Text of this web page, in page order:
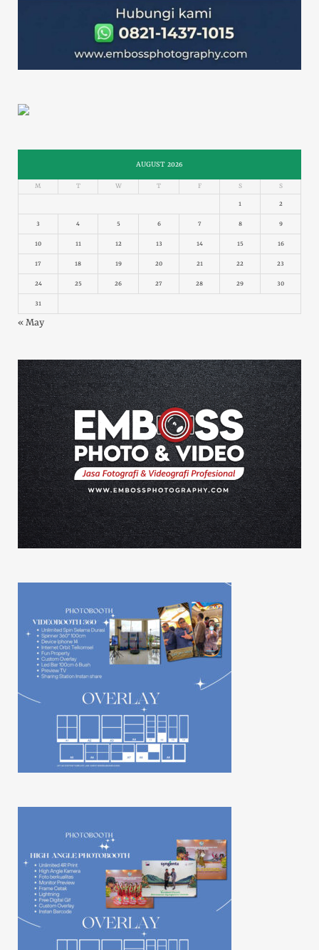
AUGUST 2026
M T W T F S S
1 2
3 4 5 6 7 8 9
10 11 12 13 14 15 16
17 18 19 20 21 22 23
24 25 26 27 28 29 30
31
« May